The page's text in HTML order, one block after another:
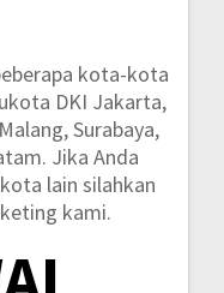
kota-kota
DKI Jakarta,
Surabaya,
Jika Anda
lain silahkan
kami.